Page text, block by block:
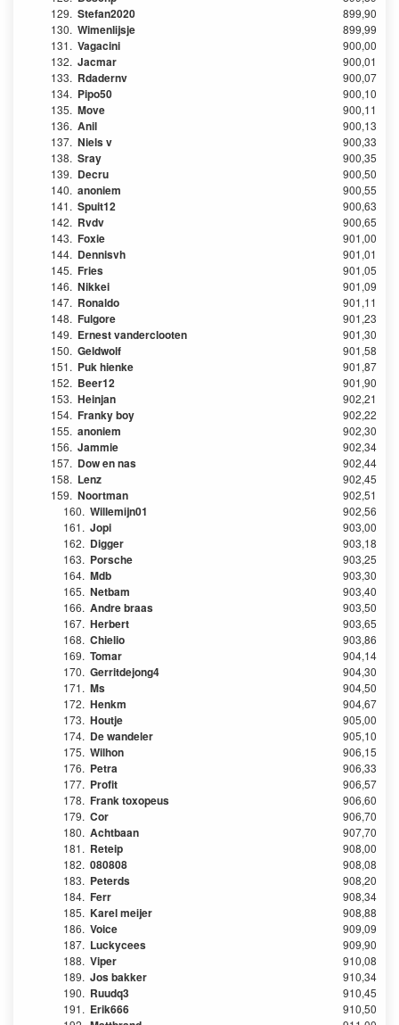
129. Stefan2020
899,90
130. Wimenlijsje
899,99
131. Vagacini
900,00
132. Jacmar
900,01
133. Rdadernv
900,07
134. Pipo50
900,10
135. Move
900,11
136. Anil
900,13
137. Niels v
900,33
138. Sray
900,35
139. Decru
900,50
140. anoniem
900,55
141. Spuit12
900,63
142. Rvdv
900,65
143. Foxie
901,00
144. Dennisvh
901,01
145. Fries
901,05
146. Nikkei
901,09
147. Ronaldo
901,11
148. Fulgore
901,23
149. Ernest vanderclooten
901,30
150. Geldwolf
901,58
151. Puk hienke
901,87
152. Beer12
901,90
153. Heinjan
902,21
154. Franky boy
902,22
155. anoniem
902,30
156. Jammie
902,34
157. Dow en nas
902,44
158. Lenz
902,45
159. Noortman
902,51
160. Willemijn01
902,56
161. Jopi
903,00
162. Digger
903,18
163. Porsche
903,25
164. Mdb
903,30
165. Netbam
903,40
166. Andre braas
903,50
167. Herbert
903,65
168. Chielio
903,86
169. Tomar
904,14
170. Gerritdejong4
904,30
171. Ms
904,50
172. Henkm
904,67
173. Houtje
905,00
174. De wandeler
905,10
175. Wilhon
906,15
176. Petra
906,33
177. Profit
906,57
178. Frank toxopeus
906,60
179. Cor
906,70
180. Achtbaan
907,70
181. Reteip
908,00
182. 080808
908,08
183. Peterds
908,20
184. Ferr
908,34
185. Karel meijer
908,88
186. Voice
909,09
187. Luckycees
909,90
188. Viper
910,08
189. Jos bakker
910,34
190. Ruudq3
910,45
191. Erik666
910,50